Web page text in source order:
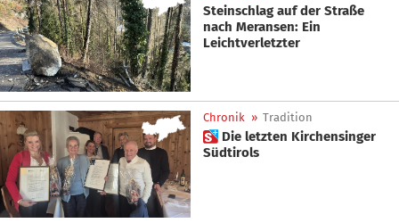
Steinschlag auf der Straße
nach Meransen: Ein
Leichtverletzter
Chronik » Tradition
 Die letzten Kirchensinger
Südtirols